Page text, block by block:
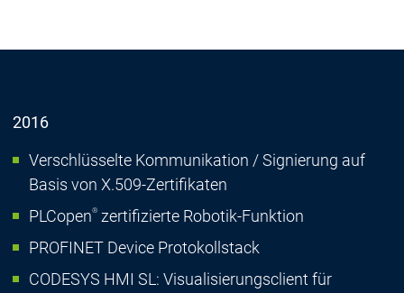
2016
Verschlüsselte Kommunikation / Signierung auf
Basis von X.509-Zertifikaten
PLCopen®zertifizierte Robotik-Funktion
PROFINET Device Protokollstack
CODESYS HMI SL: Visualisierungsclient für